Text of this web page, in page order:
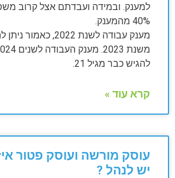
למענק. ובמידה ועבדתם אצל קרוב
40% מהמענק.
מענק עבודה לשנת 2022,
להגיש כבר מגיל 21.
קרא עוד »
עוסק מורשה ועוסק פטור
יש לנהל ?